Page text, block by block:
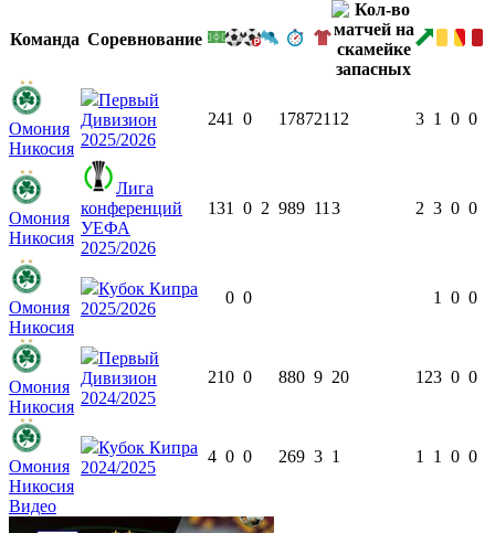
Команда Соревнование
Омония
Никосия
Первый
Дивизион
2025/2026
241 0 178721 12 3 1 0 0
Омония
Никосия
Лига
конференций
УЕФА
2025/2026
131 0 2 989 11 3 2 3 0 0
Омония
Никосия
Кубок Кипра
2025/2026
0 0 1 0 0
Омония
Никосия
Первый
Дивизион
2024/2025
210 0 880 9 20 123 0 0
Омония
Никосия
Кубок Кипра
2024/2025
4 0 0 269 3 1 1 1 0 0
Видео